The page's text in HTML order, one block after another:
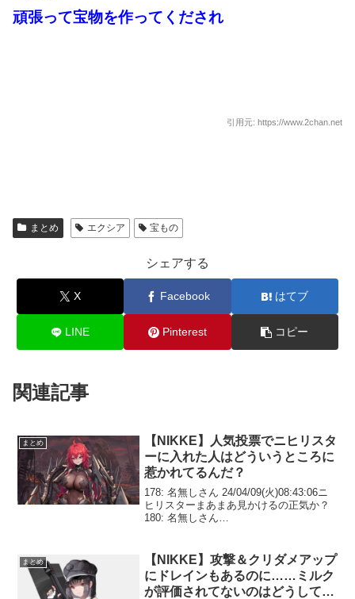
頑張って宝物を作ってくだされ
引用元: https://www.2chan.net
まとめ エクシア 宝もの
シェアする
X Facebook はてブ
LINE Pinterest コピー
関連記事
まとめ
【NIKKE】人気投票でニヒリスタ
ーに入れた人はどういうところに
惹かれてるんだ？
178: 名無しさん 24/04/09(火)08:43:06ニ
ヒリスターまあまあ見かけるの正気か？
180: 名無しさん
24/04/09(火)...
まとめ
【NIKKE】攻撃＆クリダメアップ
にドレインもあるのに……ミルク
が評価されてないのはどうしてな